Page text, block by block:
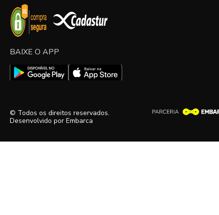
BAIXE O APP
© Todos os direitos reservados.
Desenvolvido por Embarca